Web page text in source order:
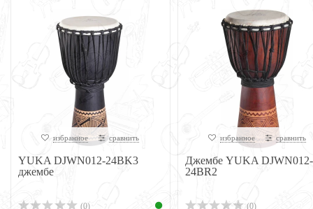
избранное сравнить
YUKA DJWN012-24BK3
джембе
(0)
избранное сравнить
Джембе YUKA DJWN012-
24BR2
(0)